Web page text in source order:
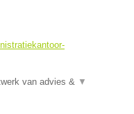
van advies & ▼